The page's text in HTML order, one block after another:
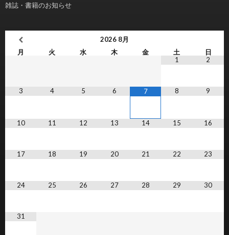
雑誌・書籍のお知らせ
2026 8月
月
火 水 木 金 土
日
1
2
3 4 5 6 7 8 9
10 11 12 13 14 15 16
17 18 19 20 21 22 23
24 25 26 27 28 29 30
31